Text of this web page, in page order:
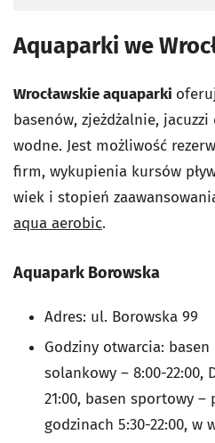
Aquaparki we
Wrocławskie aquaparki
basenów, zjeżdżalnie,
wodne. Jest możliwość
firm, wykupienia kursów
wiek i stopień
aqua aerobic.
Aquapark Borowska
Adres: ul. Borowska 99
Godziny otwarcia:
solankowy – 8:00-22:00,
21:00, basen sportowy –
godzinach 5:30-22:00, w